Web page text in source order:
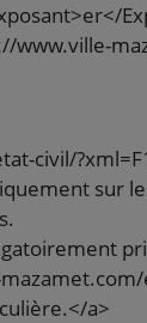
www.ville-
civil/
sur
a>